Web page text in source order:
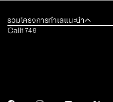
รวมโครงการทำเลแนะนำ
Call1749